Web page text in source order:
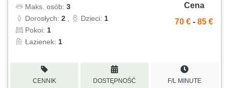
Maks. osób: 3
Dorosłych: 2 , Dzieci: 1
Pokoi: 1
Łazienek: 1
Cena
70 € - 85 €
CENNIK DOSTĘPNOŚĆ F/L MINUTE